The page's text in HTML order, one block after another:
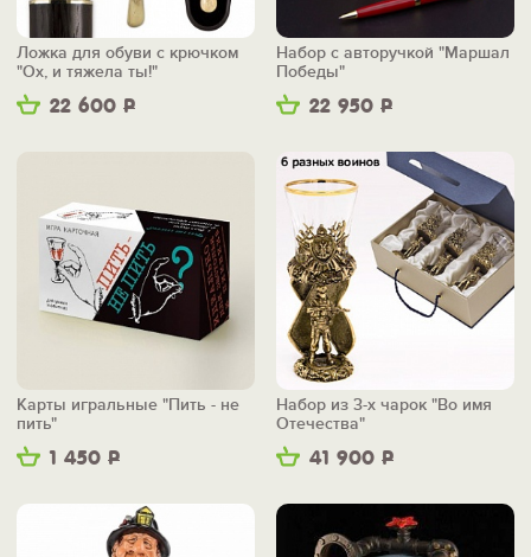
22 600 Р
Ложка для обуви с крючком
"Ох, и тяжела ты!"
22 950 Р
Набор с авторучкой "Маршал
Победы"
1 450 Р
Карты игральные "Пить - не
пить"
41 900 Р
Набор из 3-х чарок "Во имя
Отечества"